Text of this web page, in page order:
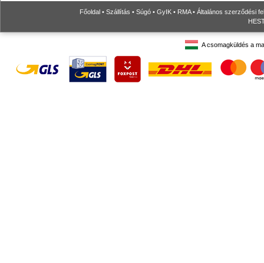
Főoldal • Szállítás • Súgó • GyIK • RMA• Általános szerződési
A csomagküldés a